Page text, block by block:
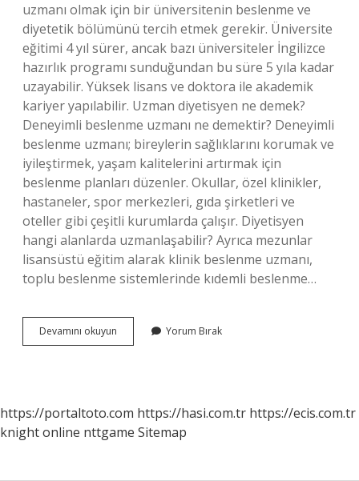
uzmanı olmak için bir üniversitenin beslenme ve
diyetetik bölümünü tercih etmek gerekir. Üniversite
eğitimi 4 yıl sürer, ancak bazı üniversiteler İngilizce
hazırlık programı sunduğundan bu süre 5 yıla kadar
uzayabilir. Yüksek lisans ve doktora ile akademik
kariyer yapılabilir. Uzman diyetisyen ne demek?
Deneyimli beslenme uzmanı ne demektir? Deneyimli
beslenme uzmanı; bireylerin sağlıklarını korumak ve
iyileştirmek, yaşam kalitelerini artırmak için
beslenme planları düzenler. Okullar, özel klinikler,
hastaneler, spor merkezleri, gıda şirketleri ve
oteller gibi çeşitli kurumlarda çalışır. Diyetisyen
hangi alanlarda uzmanlaşabilir? Ayrıca mezunlar
lisansüstü eğitim alarak klinik beslenme uzmanı,
toplu beslenme sistemlerinde kıdemli beslenme…
Devamını okuyun
Diyetisyen
Yorum Bırak
https://portaltoto.com https://hasi.com.tr https://ecis.com.tr
knight online nttgame Sitemap